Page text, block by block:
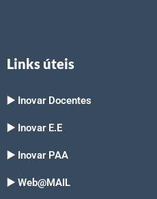
Links úteis
▶️ Inovar Docentes
▶️ Inovar E.E
▶️ Inovar PAA
▶️ Web@MAIL